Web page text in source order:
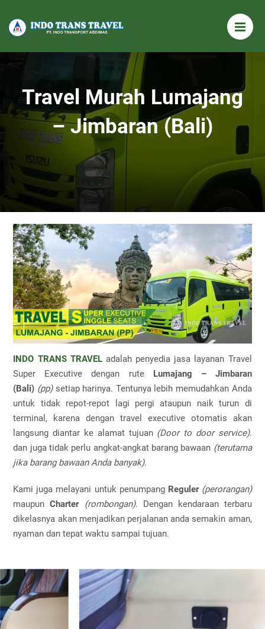
Travel Murah Lumajang
– Jimbaran (Bali)
INDO TRANS TRAVELadalah penyedia jasa layanan Travel
Super Executive dengan rute Lumajang – Jimbaran
(Bali) (pp)setiap harinya. Tentunya lebih memudahkan Anda
untuk tidak repot-repot lagi pergi ataupun naik turun di
terminal, karena dengan travel executive otomatis akan
langsung diantar ke alamat tujuan (Door to door service).
dan juga tidak perlu angkat-angkat barang bawaan (terutama
jika barang bawaan Anda banyak).
Kami juga melayani untuk penumpang Reguler (perorangan)
maupunCharter (rombongan). Dengan kendaraan terbaru
dikelasnya akan menjadikan perjalanan anda semakin aman,
nyaman dan tepat waktu sampai tujuan.